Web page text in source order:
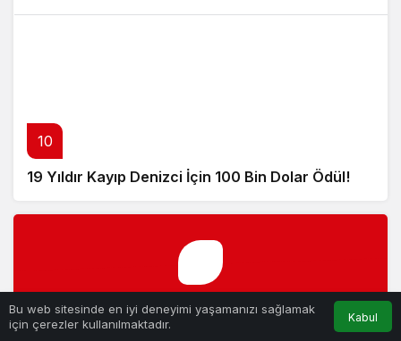
10
19 Yıldır Kayıp Denizci İçin 100 Bin Dolar Ödül!
Bu web sitesinde en iyi deneyimi yaşamanızı sağlamak
için çerezler kullanılmaktadır.
Kabul